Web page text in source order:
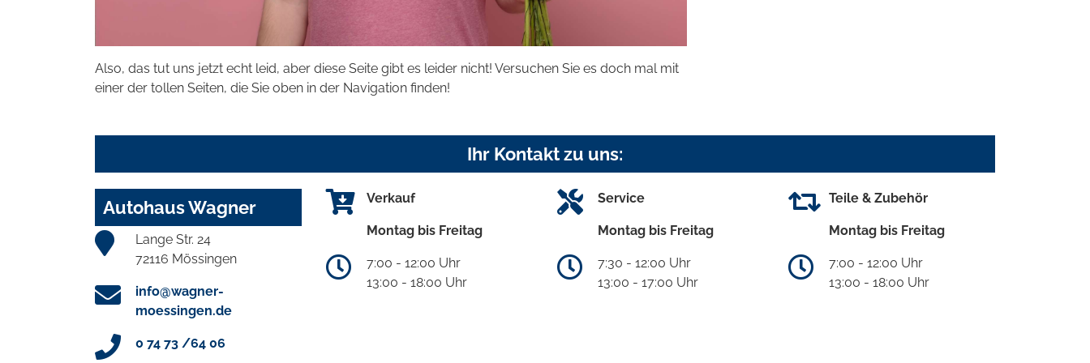
Also, das tut uns jetzt echt leid, aber diese Seite gibt es leider nicht! Versuchen Sie es doch mal mit
einer der tollen Seiten, die Sie oben in der Navigation finden!
Ihr Kontakt zu uns:
Autohaus Wagner
Lange Str. 24
72116 Mössingen
info@wagner-
moessingen.de
0 74 73 /64 06
Verkauf
Montag bis Freitag
7:00 - 12:00 Uhr
13:00 - 18:00 Uhr
Service
Montag bis Freitag
7:30 - 12:00 Uhr
13:00 - 17:00 Uhr
Teile & Zubehör
Montag bis Freitag
7:00 - 12:00 Uhr
13:00 - 18:00 Uhr